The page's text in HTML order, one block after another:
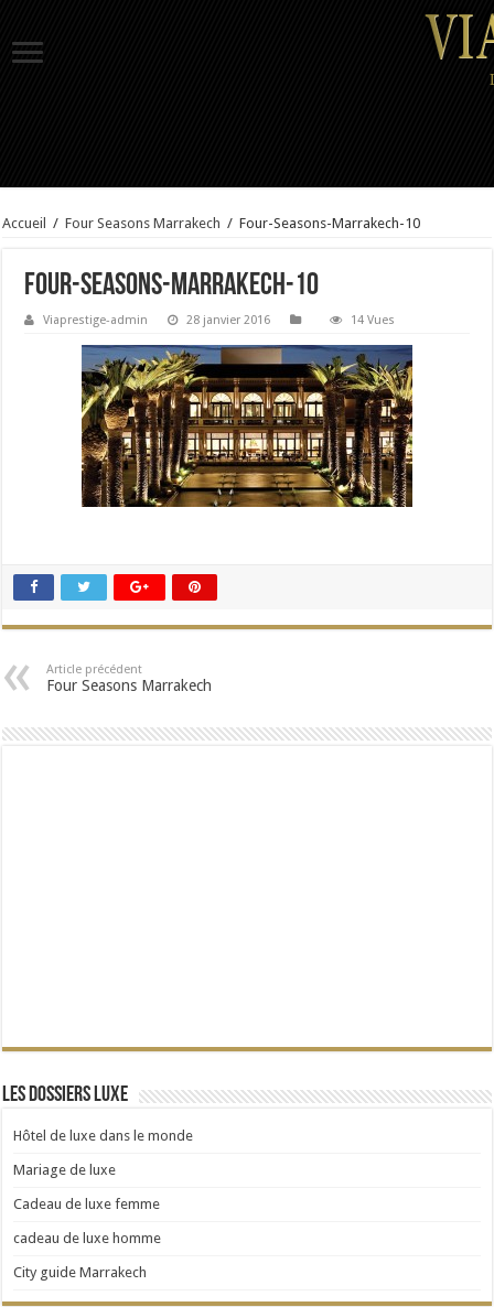
Accueil / Four Seasons Marrakech / Four-Seasons-Marrakech-10
Four-Seasons-Marrakech-10
Viaprestige-admin 28 janvier 2016 14 Vues
Article précédent
Four Seasons Marrakech
Les dossiers Luxe
Hôtel de luxe dans le monde
Mariage de luxe
Cadeau de luxe femme
cadeau de luxe homme
City guide Marrakech